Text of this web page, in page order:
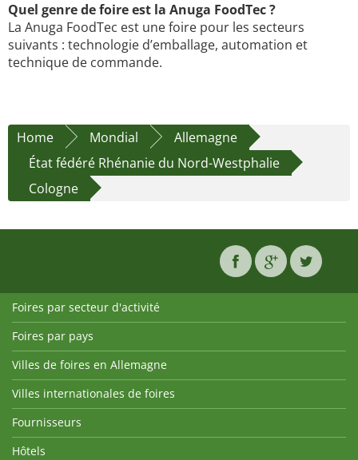
Quel genre de foire est la Anuga FoodTec ?
La Anuga FoodTec est une foire pour les secteurs
suivants : technologie d’emballage, automation et
technique de commande.
Home Mondial
Allemagne
État fédéré Rhénanie du Nord-Westphalie
Cologne
Foires par secteur d'activité
Foires par pays
Villes de foires en Allemagne
Villes internationales de foires
Fournisseurs
Hôtels